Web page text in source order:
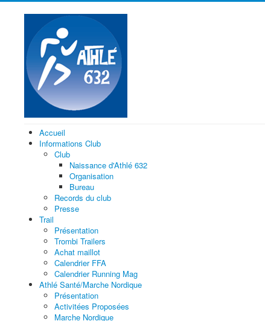
Accueil
Informations Club
Club
Naissance d'Athlé 632
Organisation
Bureau
Records du club
Presse
Trail
Présentation
Trombi Trailers
Achat maillot
Calendrier FFA
Calendrier Running Mag
Athlé Santé/Marche Nordique
Présentation
Activitées Proposées
Marche Nordique